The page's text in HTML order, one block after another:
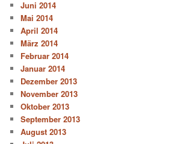
Juni 2014
Mai 2014
April 2014
März 2014
Februar 2014
Januar 2014
Dezember 2013
November 2013
Oktober 2013
September 2013
August 2013